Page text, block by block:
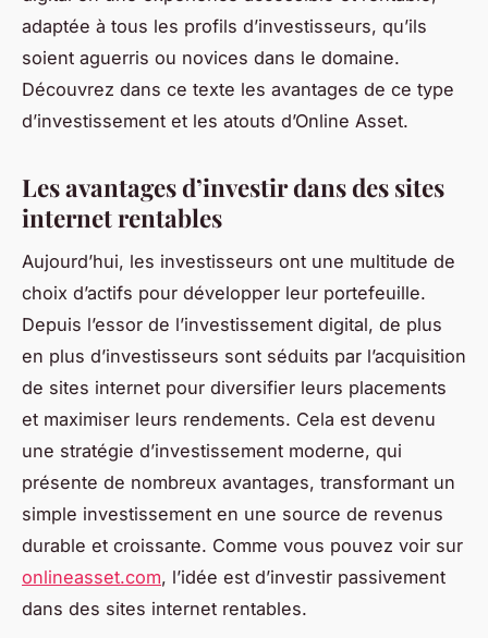
adaptée à tous les profils d’investisseurs, qu’ils
soient aguerris ou novices dans le domaine.
Découvrez dans ce texte les avantages de ce type
d’investissement et les atouts d’Online Asset.
Les avantages d’investir dans des sites
internet rentables
Aujourd’hui, les investisseurs ont une multitude de
choix d’actifs pour développer leur portefeuille.
Depuis l’essor de l’investissement digital, de plus
en plus d’investisseurs sont séduits par l’acquisition
de sites internet pour diversifier leurs placements
et maximiser leurs rendements. Cela est devenu
une stratégie d’investissement moderne, qui
présente de nombreux avantages, transformant un
simple investissement en une source de revenus
durable et croissante. Comme vous pouvez voir sur
onlineasset.com, l’idée est d’investir passivement
dans des sites internet rentables.